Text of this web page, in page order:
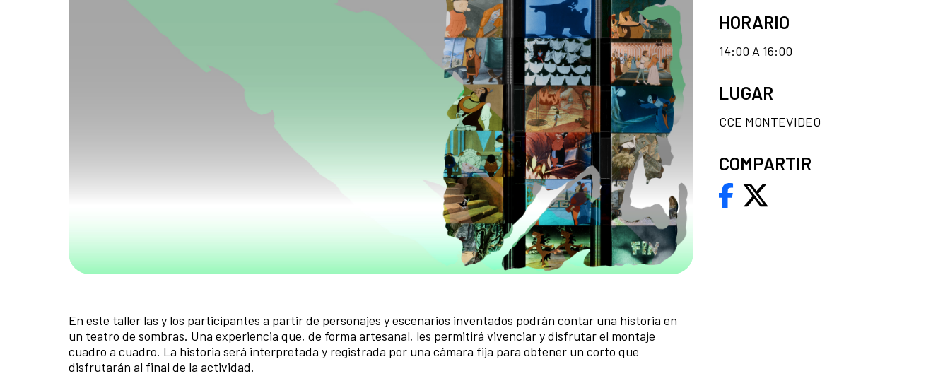
En este taller las y los participantes a partir de personajes y escenarios inventados podrán contar una historia en
un teatro de sombras. Una experiencia que, de forma artesanal, les permitirá vivenciar y disfrutar el montaje
cuadro a cuadro. La historia será interpretada y registrada por una cámara fija para obtener un corto que
disfrutarán al final de la actividad.
HORARIO
14:00 A 16:00
LUGAR
CCE MONTEVIDEO
COMPARTIR